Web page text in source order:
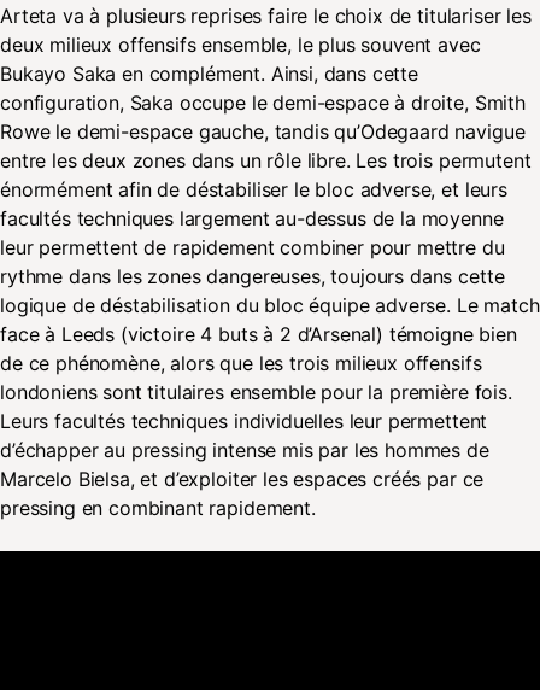
Arteta va à plusieurs reprises faire le choix de titulariser les
deux milieux offensifs ensemble, le plus souvent avec
Bukayo Saka en complément. Ainsi, dans cette
configuration, Saka occupe le demi-espace à droite, Smith
Rowe le demi-espace gauche, tandis qu’Odegaard navigue
entre les deux zones dans un rôle libre. Les trois permutent
énormément afin de déstabiliser le bloc adverse, et leurs
facultés techniques largement au-dessus de la moyenne
leur permettent de rapidement combiner pour mettre du
rythme dans les zones dangereuses, toujours dans cette
logique de déstabilisation du bloc équipe adverse. Le match
face à Leeds (victoire 4 buts à 2 d’Arsenal) témoigne bien
de ce phénomène, alors que les trois milieux offensifs
londoniens sont titulaires ensemble pour la première fois.
Leurs facultés techniques individuelles leur permettent
d’échapper au pressing intense mis par les hommes de
Marcelo Bielsa, et d’exploiter les espaces créés par ce
pressing en combinant rapidement.